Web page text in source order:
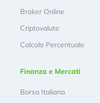
Broker Online
Criptovalute
Calcolo Percentuale
Finanza e Mercati
Borsa Italiana